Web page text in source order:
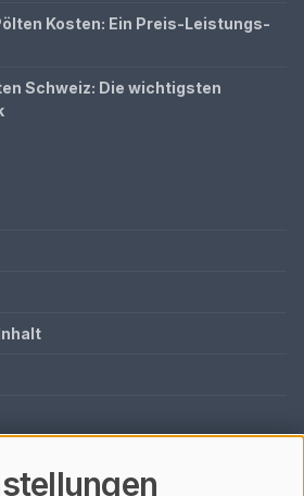
Kosten: Ein Preis-Leistungs-
Schweiz: Die wichtigsten